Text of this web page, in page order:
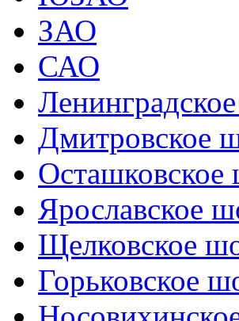
ЗАО
САО
Дмитровское
Осташковское
Ярославское
Щелковское
Горьковское